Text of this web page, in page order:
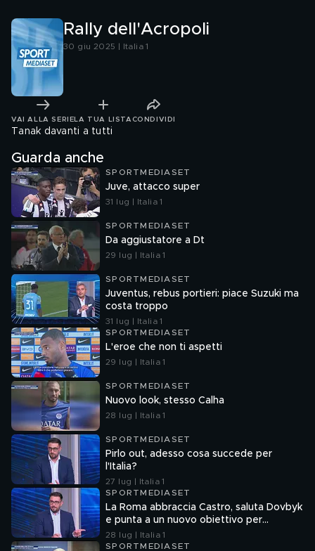
Rally dell'Acropoli
30 giu 2025 | Italia 1
VAI ALLA SERIE LA TUA LISTA CONDIVIDI
Tanak davanti a tutti
Guarda anche
SPORTMEDIASET
Juve, attacco super
31 lug | Italia 1
SPORTMEDIASET
Da aggiustatore a Dt
29 lug | Italia 1
SPORTMEDIASET
Juventus, rebus portieri: piace Suzuki ma
costa troppo
31 lug | Italia 1
SPORTMEDIASET
L'eroe che non ti aspetti
29 lug | Italia 1
SPORTMEDIASET
Nuovo look, stesso Calha
28 lug | Italia 1
SPORTMEDIASET
Pirlo out, adesso cosa succede per
l'Italia?
27 lug | Italia 1
SPORTMEDIASET
La Roma abbraccia Castro, saluta Dovbyk
e punta a un nuovo obiettivo per
l'attacco
28 lug | Italia 1
SPORTMEDIASET